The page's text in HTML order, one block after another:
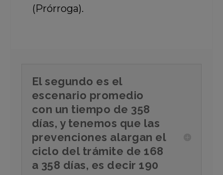
(Prórroga).
El segundo es el
escenario promedio
con un tiempo de 358
días, y tenemos que las
prevenciones alargan el
ciclo del trámite de 168
a 358 días, es decir 190